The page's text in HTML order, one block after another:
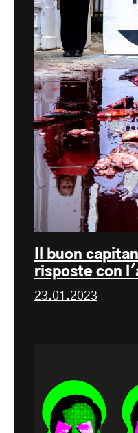
Il buon
risposte con
23.01.2023